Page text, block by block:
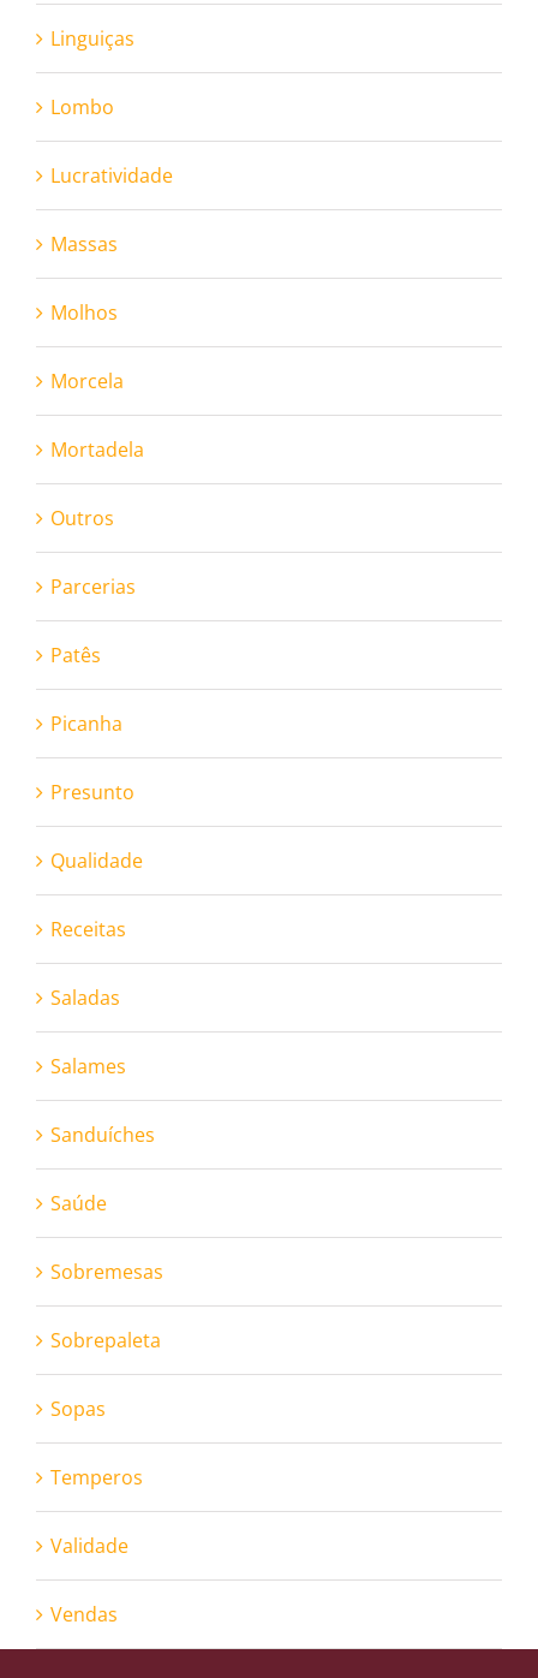
Linguiças
Lombo
Lucratividade
Massas
Molhos
Morcela
Mortadela
Outros
Parcerias
Patês
Picanha
Presunto
Qualidade
Receitas
Saladas
Salames
Sanduíches
Saúde
Sobremesas
Sobrepaleta
Sopas
Temperos
Validade
Vendas